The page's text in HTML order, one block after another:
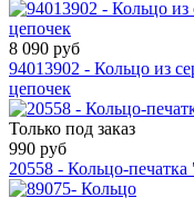
8 090 руб
94013902 - Кольцо из
цепочек
Только под заказ
990 руб
20558 - Кольцо-печатка